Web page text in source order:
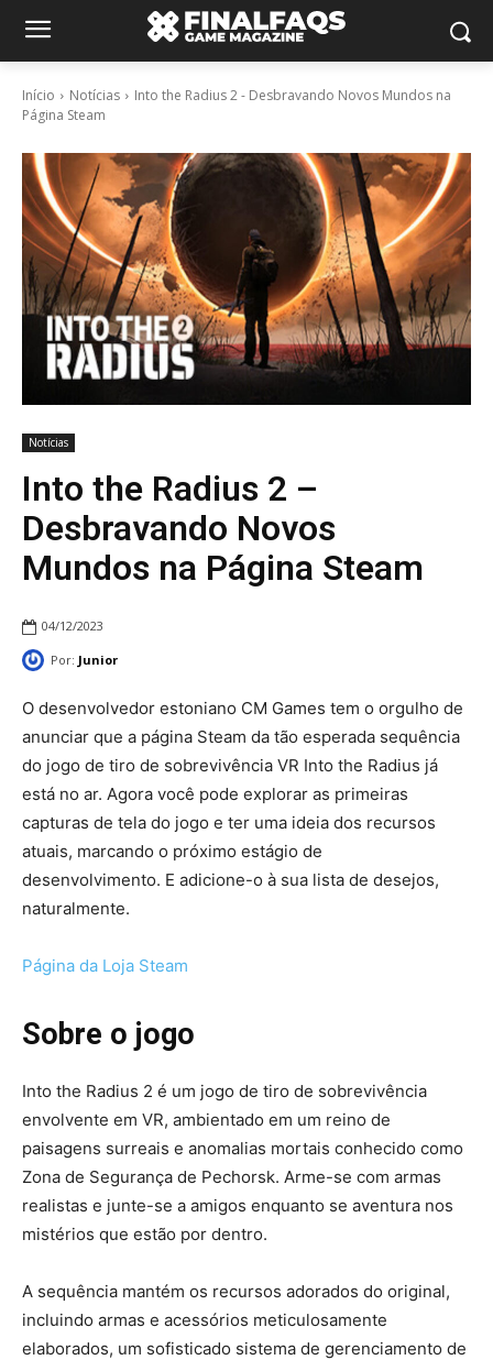
Início Notícias
Into the Radius 2 - Desbravando Novos Mundos na
Página Steam
Notícias
Into the Radius 2 –
Desbravando Novos
Mundos na Página Steam
04/12/2023
Por: Junior
O desenvolvedor estoniano CM Games tem o orgulho de
anunciar que a página Steam da tão esperada sequência
do jogo de tiro de sobrevivência VR Into the Radius já
está no ar. Agora você pode explorar as primeiras
capturas de tela do jogo e ter uma ideia dos recursos
atuais, marcando o próximo estágio de
desenvolvimento. E adicione-o à sua lista de desejos,
naturalmente.
Página da Loja Steam
Sobre o jogo
Into the Radius 2 é um jogo de tiro de sobrevivência
envolvente em VR, ambientado em um reino de
paisagens surreais e anomalias mortais conhecido como
Zona de Segurança de Pechorsk. Arme-se com armas
realistas e junte-se a amigos enquanto se aventura nos
mistérios que estão por dentro.
A sequência mantém os recursos adorados do original,
incluindo armas e acessórios meticulosamente
elaborados, um sofisticado sistema de gerenciamento de